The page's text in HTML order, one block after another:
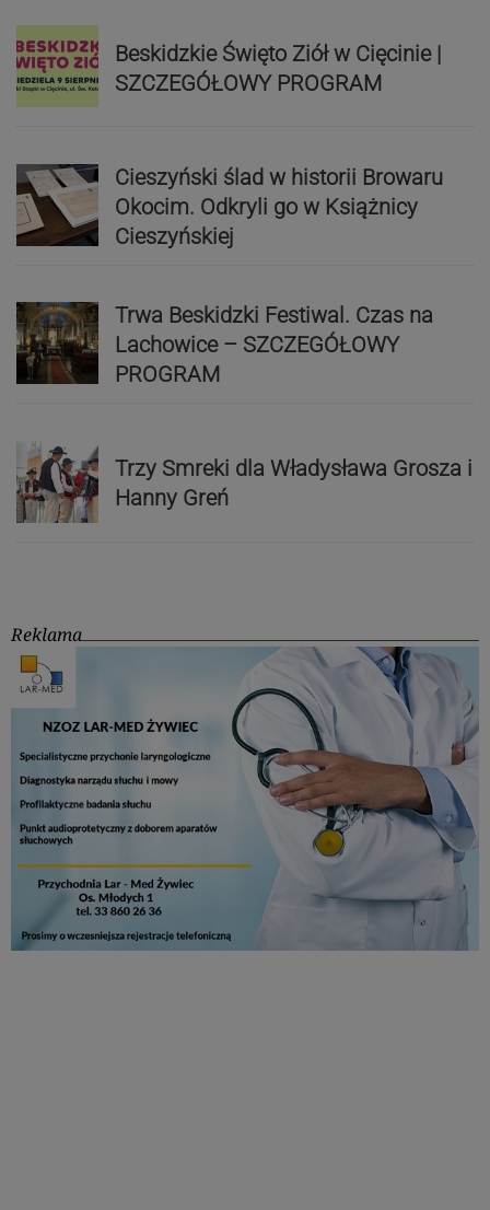
Beskidzkie Święto Ziół w Cięcinie |
SZCZEGÓŁOWY PROGRAM
Cieszyński ślad w historii Browaru
Okocim. Odkryli go w Książnicy
Cieszyńskiej
Trwa Beskidzki Festiwal. Czas na
Lachowice – SZCZEGÓŁOWY
PROGRAM
Trzy Smreki dla Władysława Grosza i
Hanny Greń
Reklama